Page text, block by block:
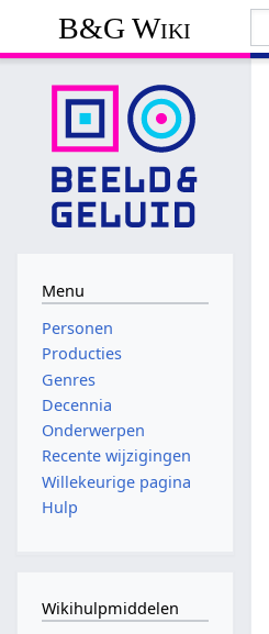
B&G Wiki
Menu
Personen
Producties
Genres
Decennia
Onderwerpen
Recente wijzigingen
Willekeurige pagina
Hulp
Wikihulpmiddelen